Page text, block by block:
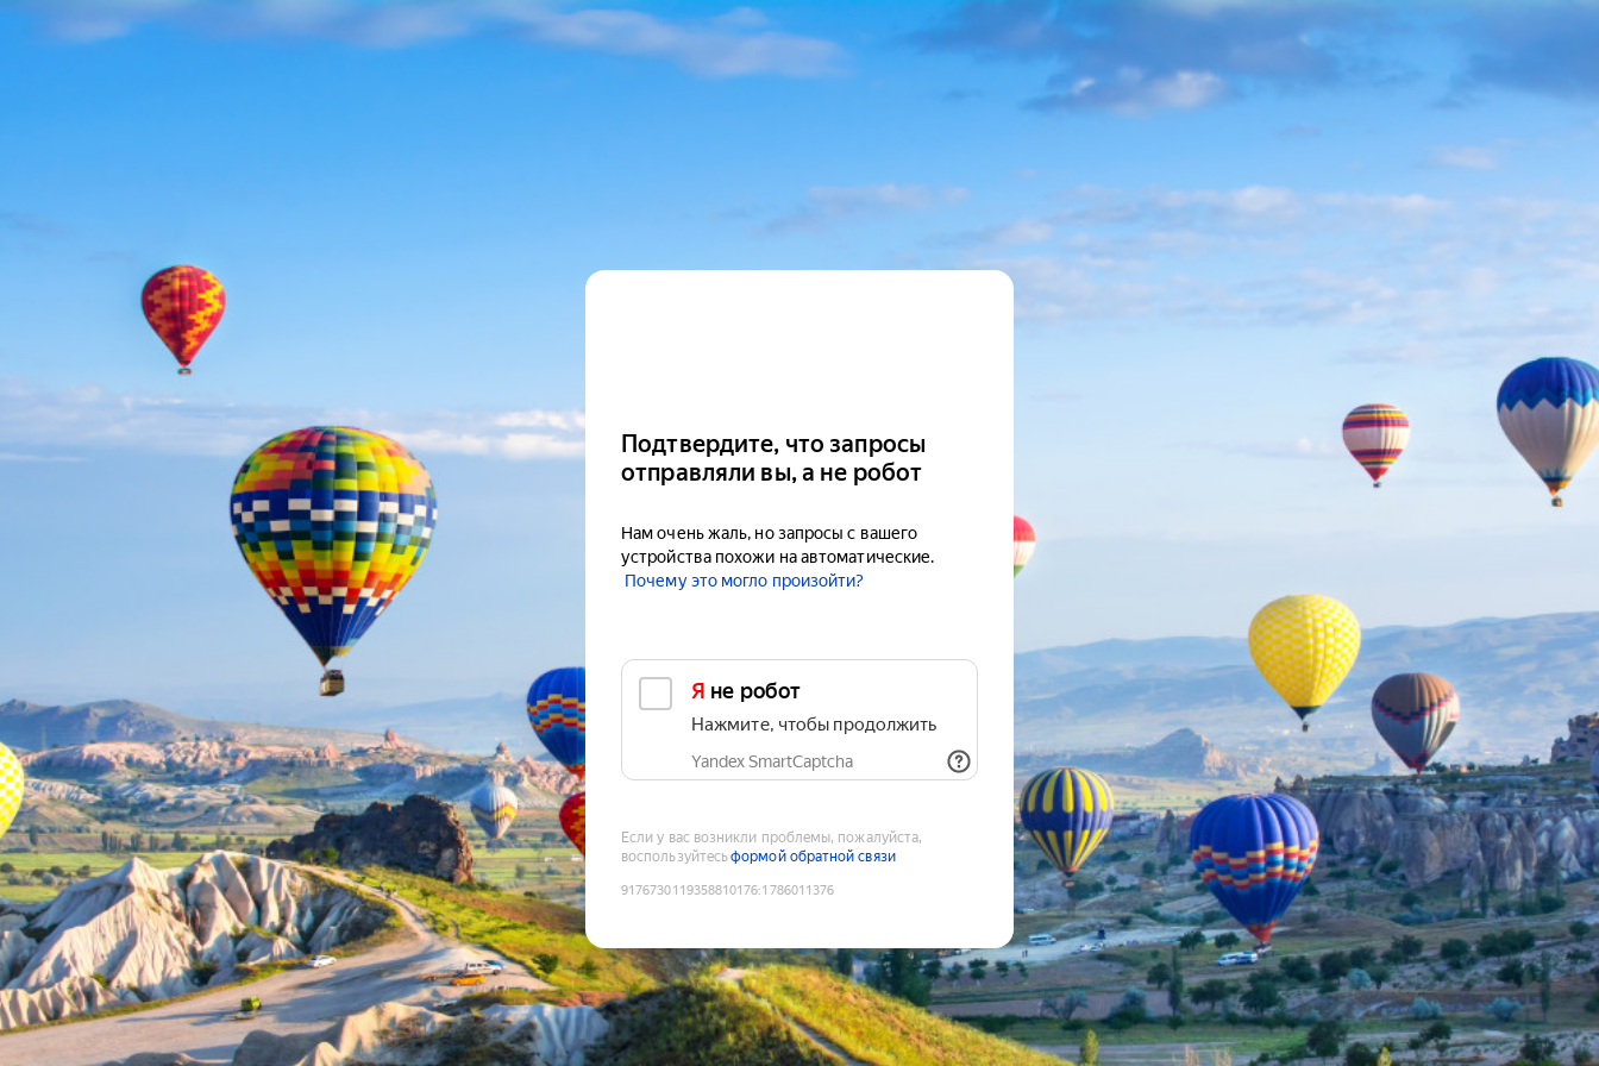
Подтвердите, что запросы
отправляли вы, а не робот
Нам очень жаль, но запросы с вашего
устройства похожи на автоматические.
Почему это могло произойти?
Я не робот
Нажмите, чтобы продолжить
Yandex SmartCaptcha
Если у вас возникли проблемы, пожалуйста,
воспользуйтесьформой обратной связи
9176730119358810176:1786011376